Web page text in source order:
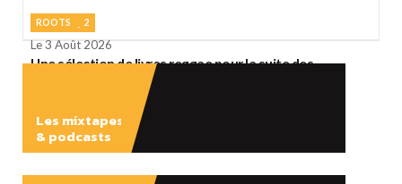
ROOTS 2
Le 3 Août 2026
Une sélection de livres reggae pour la suite des
Les mixtapes
& podcasts